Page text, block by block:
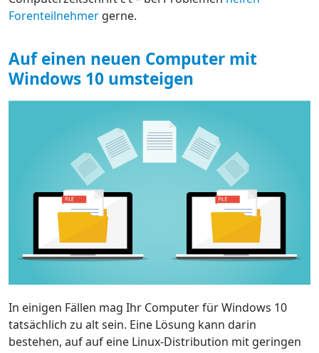
Forenteilnehmer gerne.
Auf einen neuen Computer mit
Windows 10 umsteigen
In einigen Fällen mag Ihr Computer für Windows 10
tatsächlich zu alt sein. Eine Lösung kann darin
bestehen, auf auf eine Linux-Distribution mit geringen